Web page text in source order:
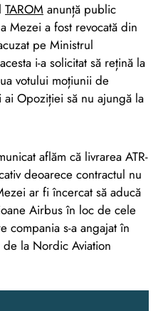
TAROM anunță public
Mezei a fost revocată din
pe Ministrul
i-a solicitat să rețină la
votului moțiunii de
Opoziției să nu ajungă la
aflăm că livrarea ATR-
deoarece contractul nu
ar fi încercat să aducă
Airbus în loc de cele
compania s-a angajat în
de la Nordic Aviation